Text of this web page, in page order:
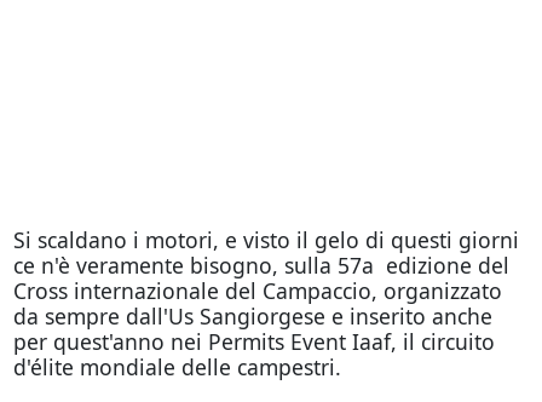
Si scaldano i motori, e visto il gelo di questi giorni
ce n'è veramente bisogno, sulla 57a edizione del
Cross internazionale del Campaccio, organizzato
da sempre dall'Us Sangiorgese e inserito anche
per quest'anno nei Permits Event Iaaf, il circuito
d'élite mondiale delle campestri.